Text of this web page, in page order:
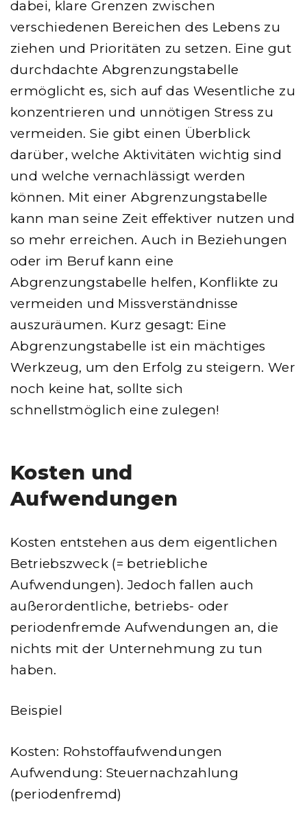
dabei, klare Grenzen zwischen
verschiedenen Bereichen des Lebens zu
ziehen und Prioritäten zu setzen. Eine gut
durchdachte Abgrenzungstabelle
ermöglicht es, sich auf das Wesentliche zu
konzentrieren und unnötigen Stress zu
vermeiden. Sie gibt einen Überblick
darüber, welche Aktivitäten wichtig sind
und welche vernachlässigt werden
können. Mit einer Abgrenzungstabelle
kann man seine Zeit effektiver nutzen und
so mehr erreichen. Auch in Beziehungen
oder im Beruf kann eine
Abgrenzungstabelle helfen, Konflikte zu
vermeiden und Missverständnisse
auszuräumen. Kurz gesagt: Eine
Abgrenzungstabelle ist ein mächtiges
Werkzeug, um den Erfolg zu steigern. Wer
noch keine hat, sollte sich
schnellstmöglich eine zulegen!
Kosten und
Aufwendungen
Kosten entstehen aus dem eigentlichen
Betriebszweck (= betriebliche
Aufwendungen). Jedoch fallen auch
außerordentliche, betriebs- oder
periodenfremde Aufwendungen an, die
nichts mit der Unternehmung zu tun
haben.
Beispiel
Kosten: Rohstoffaufwendungen
Aufwendung: Steuernachzahlung
(periodenfremd)